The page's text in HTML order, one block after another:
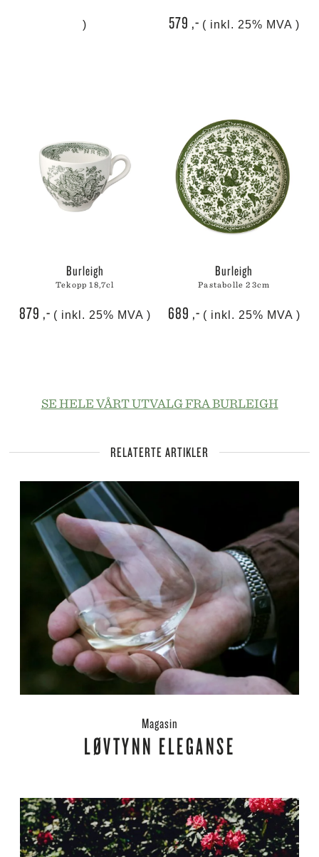
) 579 ,- ( inkl. 25% MVA )
burleigh
tekopp 18,7cl
879 ,- ( inkl. 25% MVA )
burleigh
pastabolle 23cm
689 ,- ( inkl. 25% MVA )
SE HELE VÅRT UTVALG FRA BURLEIGH
RELATERTE ARTIKLER
Magasin
LØVTYNN ELEGANSE